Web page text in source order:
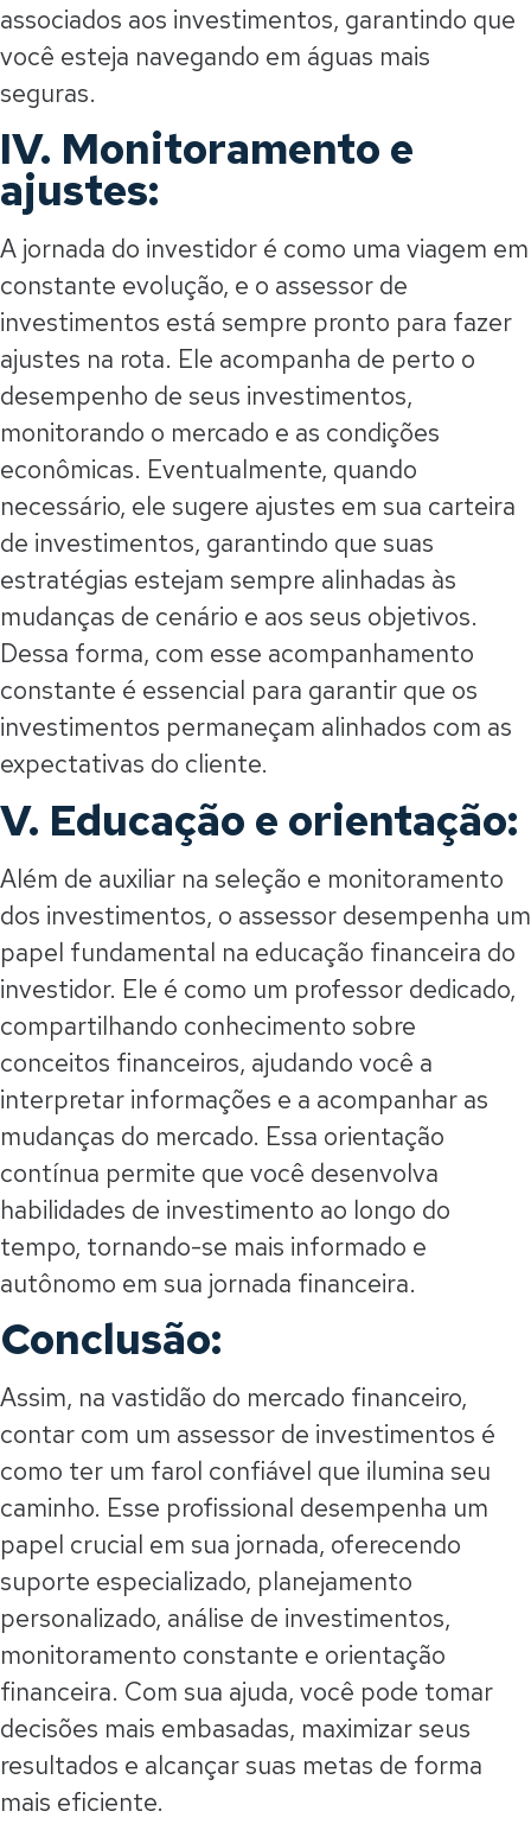
associados aos investimentos, garantindo que
você esteja navegando em águas mais
seguras.
IV. Monitoramento e
ajustes:
A jornada do investidor é como uma viagem em
constante evolução, e o assessor de
investimentos está sempre pronto para fazer
ajustes na rota. Ele acompanha de perto o
desempenho de seus investimentos,
monitorando o mercado e as condições
econômicas. Eventualmente, quando
necessário, ele sugere ajustes em sua carteira
de investimentos, garantindo que suas
estratégias estejam sempre alinhadas às
mudanças de cenário e aos seus objetivos.
Dessa forma, com esse acompanhamento
constante é essencial para garantir que os
investimentos permaneçam alinhados com as
expectativas do cliente.
V. Educação e orientação:
Além de auxiliar na seleção e monitoramento
dos investimentos, o assessor desempenha um
papel fundamental na educação financeira do
investidor. Ele é como um professor dedicado,
compartilhando conhecimento sobre
conceitos financeiros, ajudando você a
interpretar informações e a acompanhar as
mudanças do mercado. Essa orientação
contínua permite que você desenvolva
habilidades de investimento ao longo do
tempo, tornando-se mais informado e
autônomo em sua jornada financeira.
Conclusão:
Assim, na vastidão do mercado financeiro,
contar com um assessor de investimentos é
como ter um farol confiável que ilumina seu
caminho. Esse profissional desempenha um
papel crucial em sua jornada, oferecendo
suporte especializado, planejamento
personalizado, análise de investimentos,
monitoramento constante e orientação
financeira. Com sua ajuda, você pode tomar
decisões mais embasadas, maximizar seus
resultados e alcançar suas metas de forma
mais eficiente.